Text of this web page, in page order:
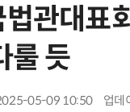
법관대표
룰 듯
05-09 10:50 업